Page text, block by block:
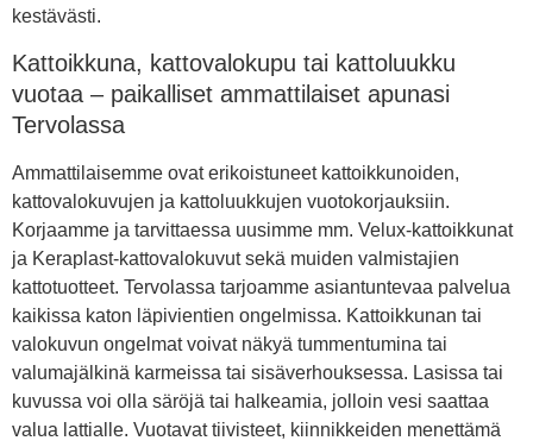
kestävästi.
Kattoikkuna, kattovalokupu tai kattoluukku
vuotaa – paikalliset ammattilaiset apunasi
Tervolassa
Ammattilaisemme ovat erikoistuneet kattoikkunoiden,
kattovalokuvujen ja kattoluukkujen vuotokorjauksiin.
Korjaamme ja tarvittaessa uusimme mm. Velux-kattoikkunat
ja Keraplast-kattovalokuvut sekä muiden valmistajien
kattotuotteet. Tervolassa tarjoamme asiantuntevaa palvelua
kaikissa katon läpivientien ongelmissa. Kattoikkunan tai
valokuvun ongelmat voivat näkyä tummentumina tai
valumajälkinä karmeissa tai sisäverhouksessa. Lasissa tai
kuvussa voi olla säröjä tai halkeamia, jolloin vesi saattaa
valua lattialle. Vuotavat tiivisteet, kiinnikkeiden menettämä